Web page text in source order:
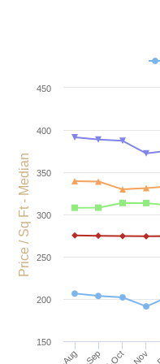
Price / Sq Ft - Median
150
200
250
300
350
400
450